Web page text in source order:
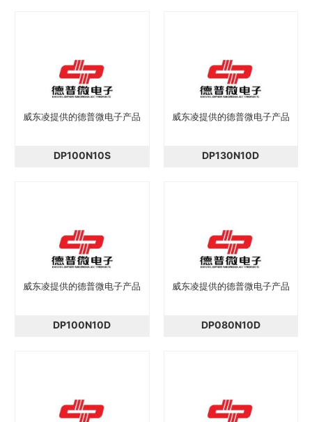
威东凌提供的德普微电子产品
DP100N10S
威东凌提供的德普微电子产品
DP130N10D
威东凌提供的德普微电子产品
DP100N10D
威东凌提供的德普微电子产品
DP080N10D